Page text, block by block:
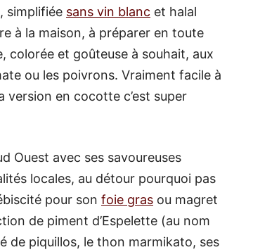
simplifiée sans vin blanc et halal
à la maison, à préparer en toute
colorée et goûteuse à souhait, aux
ou les poivrons. Vraiment facile à
version en cocotte c’est super
Ouest avec ses savoureuses
locales, au détour pourquoi pas
pour son foie gras ou magret
de piment d’Espelette (au nom
de piquillos, le thon marmikato, ses